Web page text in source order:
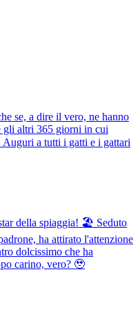
se, a dire il vero, ne hanno
gli altri 365 giorni in cui
a tutti i gatti e i gattari
della spiaggia! 🏖️ Seduto
ha attirato l'attenzione
dolcissimo che ha
carino, vero? 🥹